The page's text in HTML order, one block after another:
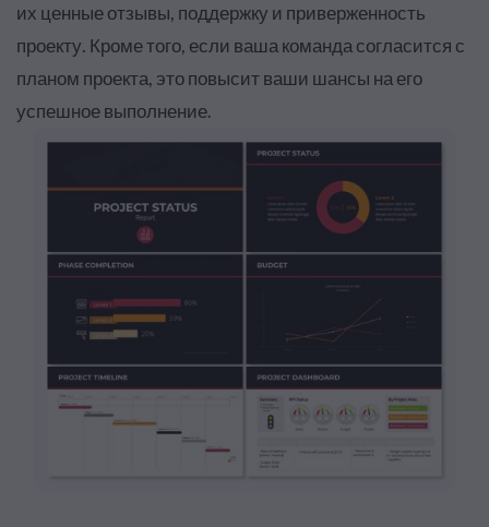
их ценные отзывы, поддержку и приверженность
проекту. Кроме того, если ваша команда согласится с
планом проекта, это повысит ваши шансы на его
успешное выполнение.